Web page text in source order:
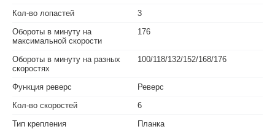
Кол-во лопастей
3
Обороты в минуту на
максимальной скорости
176
Обороты в минуту на разных
скоростях
100/118/132/152/168/176
Функция реверс
Реверс
Кол-во скоростей
6
Тип крепления
Планка